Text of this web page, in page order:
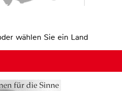
wählen Sie ein Land